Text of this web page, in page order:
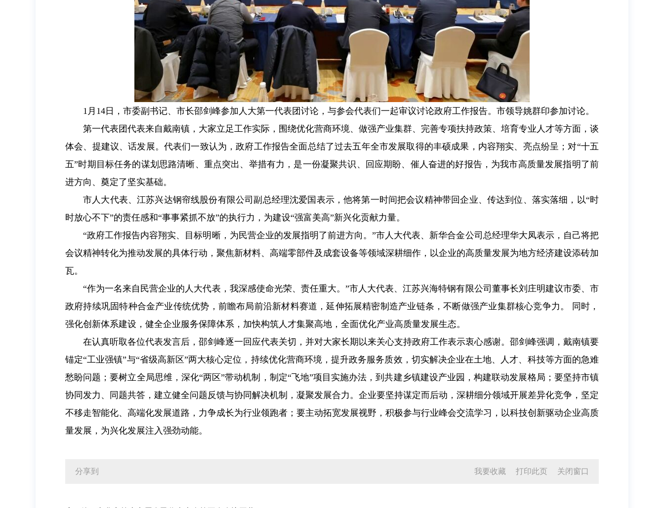
1月14日，市委副书记、市长邵剑峰参加人大第一代表团讨论，与参会代表们一起审议讨论政府工作报告。市领导姚群印参加讨论。
第一代表团代表来自戴南镇，大家立足工作实际，围绕优化营商环境、做强产业集群、完善专项扶持政策、培育专业人才等方面，谈
体会、提建议、话发展。代表们一致认为，政府工作报告全面总结了过去五年全市发展取得的丰硕成果，内容翔实、亮点纷呈；对“十五
五”时期目标任务的谋划思路清晰、重点突出、举措有力，是一份凝聚共识、回应期盼、催人奋进的好报告，为我市高质量发展指明了前
进方向、奠定了坚实基础。
市人大代表、江苏兴达钢帘线股份有限公司副总经理沈爱国表示，他将第一时间把会议精神带回企业、传达到位、落实落细，以“时
时放心不下”的责任感和“事事紧抓不放”的执行力，为建设“强富美高”新兴化贡献力量。
“政府工作报告内容翔实、目标明晰，为民营企业的发展指明了前进方向。”市人大代表、新华合金公司总经理华大凤表示，自己将把
会议精神转化为推动发展的具体行动，聚焦新材料、高端零部件及成套设备等领域深耕细作，以企业的高质量发展为地方经济建设添砖加
瓦。
“作为一名来自民营企业的人大代表，我深感使命光荣、责任重大。”市人大代表、江苏兴海特钢有限公司董事长刘庄明建议市委、市
政府持续巩固特种合金产业传统优势，前瞻布局前沿新材料赛道，延伸拓展精密制造产业链条，不断做强产业集群核心竞争力。 同时，
强化创新体系建设，健全企业服务保障体系，加快构筑人才集聚高地，全面优化产业高质量发展生态。
在认真听取各位代表发言后，邵剑峰逐一回应代表关切，并对大家长期以来关心支持政府工作表示衷心感谢。邵剑峰强调，戴南镇要
锚定“工业强镇”与“省级高新区”两大核心定位，持续优化营商环境，提升政务服务质效，切实解决企业在土地、人才、科技等方面的急难
愁盼问题；要树立全局思维，深化“两区”带动机制，制定“飞地”项目实施办法，到共建乡镇建设产业园，构建联动发展格局；要坚持市镇
协同发力、同题共答，建立健全问题反馈与协同解决机制，凝聚发展合力。企业要坚持谋定而后动，深耕细分领域开展差异化竞争，坚定
不移走智能化、高端化发展道路，力争成长为行业领跑者；要主动拓宽发展视野，积极参与行业峰会交流学习，以科技创新驱动企业高质
量发展，为兴化发展注入强劲动能。
分享到 我要收藏 打印此页 关闭窗口